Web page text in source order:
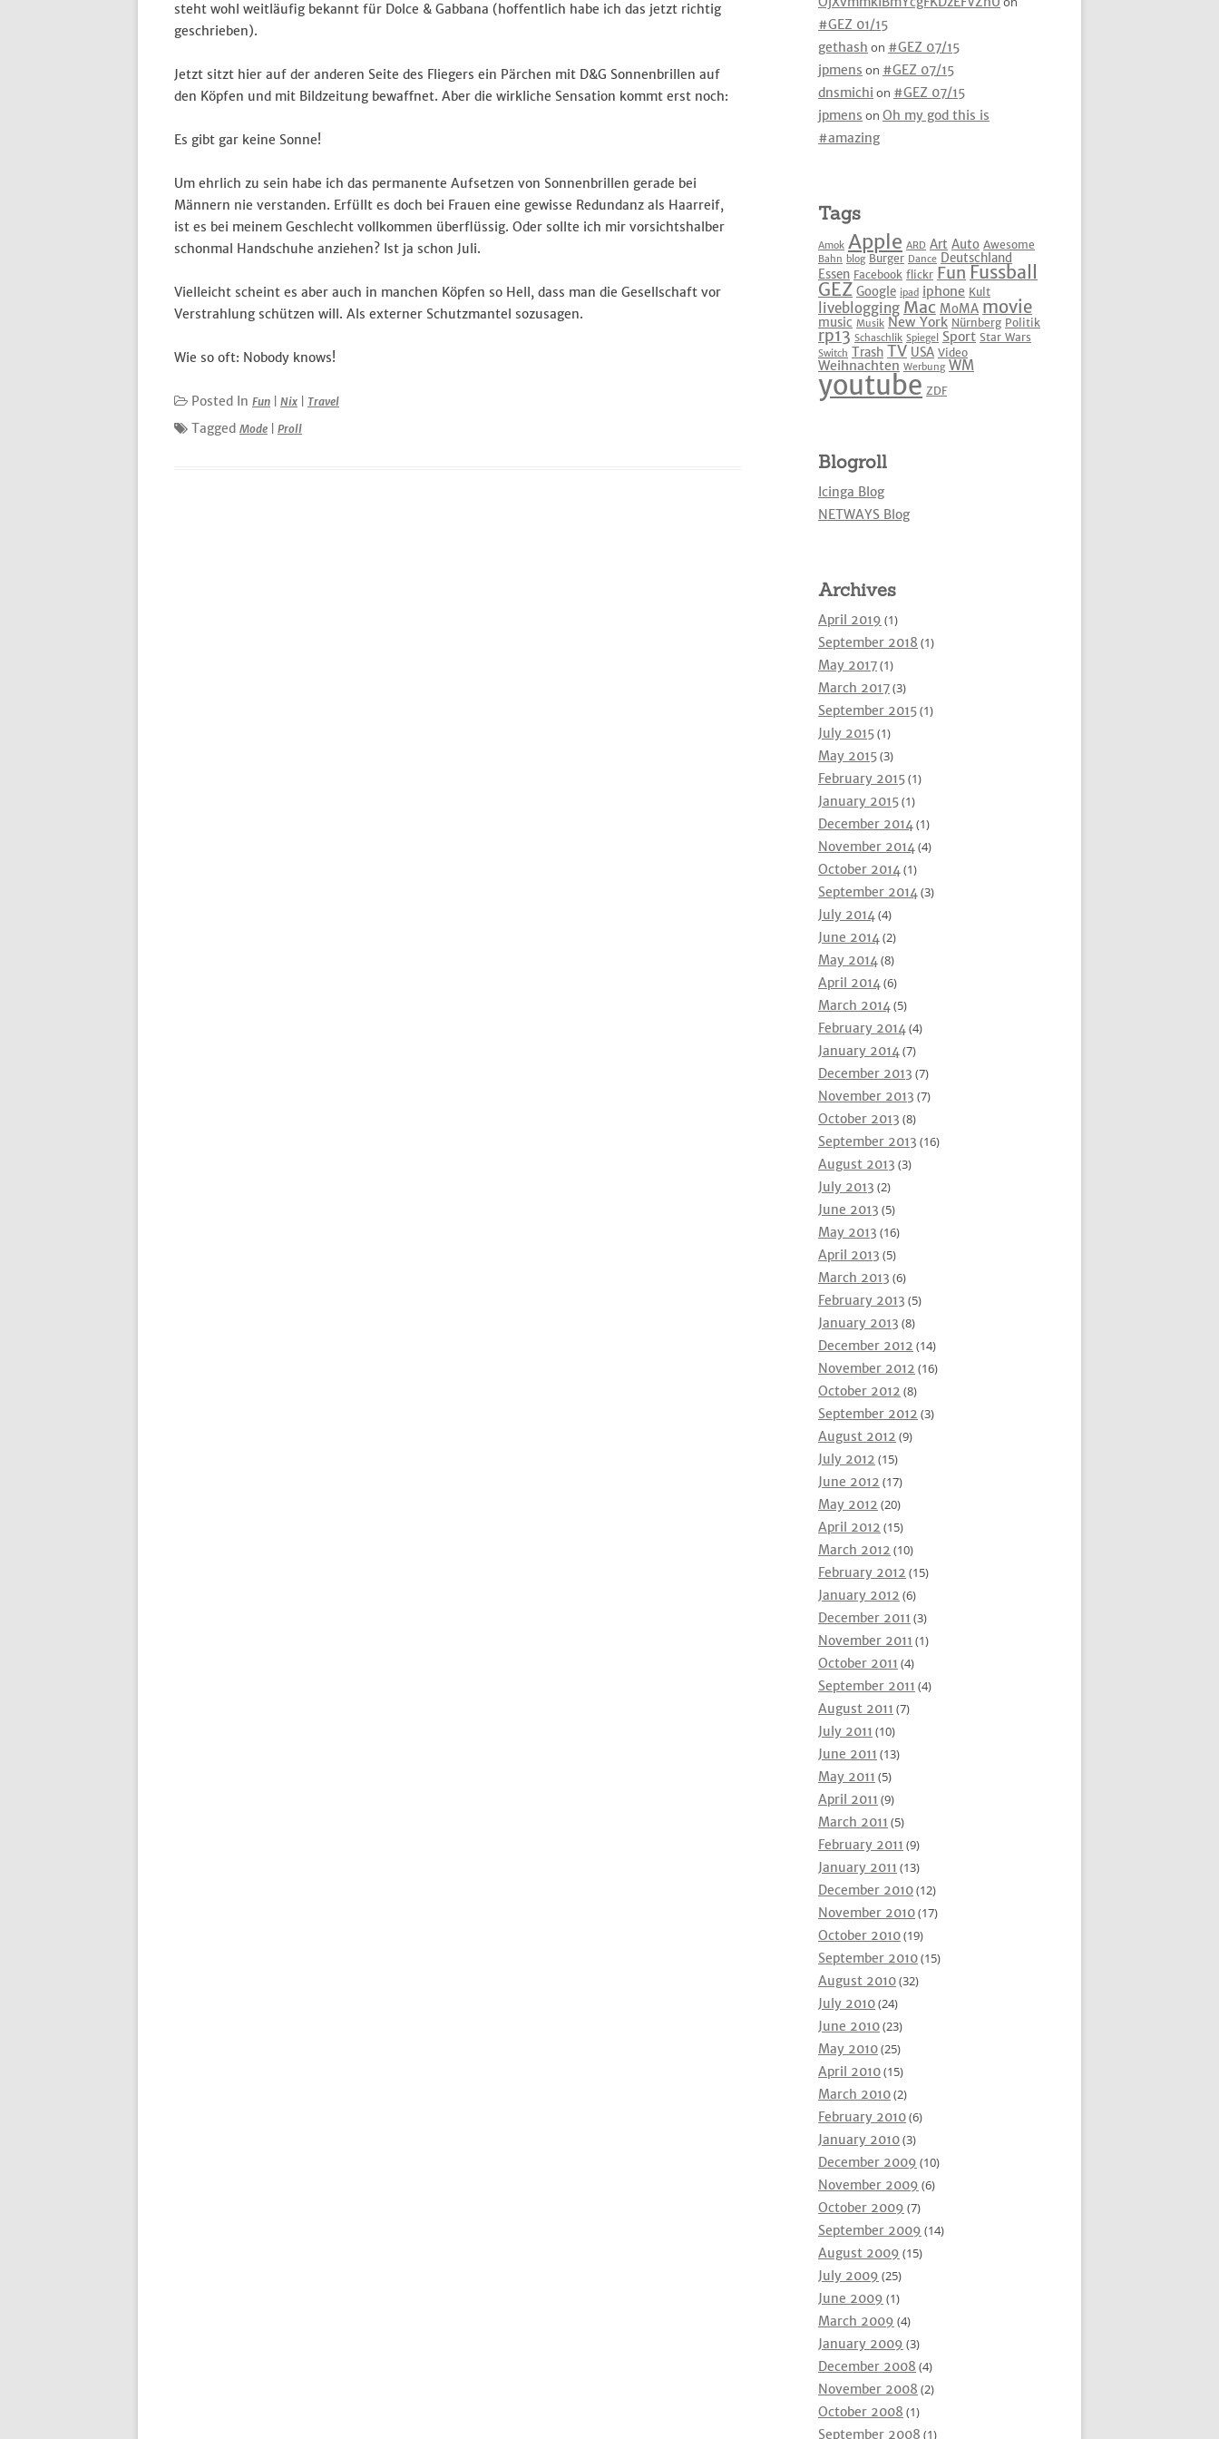
steht wohl weitläufig bekannt für Dolce & Gabbana (hoffentlich habe ich das jetzt richtig
geschrieben).
Jetzt sitzt hier auf der anderen Seite des Fliegers ein Pärchen mit D&G Sonnenbrillen auf
den Köpfen und mit Bildzeitung bewaffnet. Aber die wirkliche Sensation kommt erst noch:
Es gibt gar keine Sonne!
Um ehrlich zu sein habe ich das permanente Aufsetzen von Sonnenbrillen gerade bei
Männern nie verstanden. Erfüllt es doch bei Frauen eine gewisse Redundanz als Haarreif,
ist es bei meinem Geschlecht vollkommen überflüssig. Oder sollte ich mir vorsichtshalber
schonmal Handschuhe anziehen? Ist ja schon Juli.
Vielleicht scheint es aber auch in manchen Köpfen so Hell, dass man die Gesellschaft vor
Verstrahlung schützen will. Als externer Schutzmantel sozusagen.
Wie so oft: Nobody knows!
Posted In Fun Nix Travel
Tagged Mode Proll
#GEZ 01/15
gethash on #GEZ 07/15
jpmens on #GEZ 07/15
dnsmichi on #GEZ 07/15
jpmens on Oh my god this is
#amazing
Tags
Amok Apple ARD Art Auto Awesome
Bahn blog Burger Dance Deutschland
Essen Facebook flickr Fun Fussball
GEZ Google ipad iphone Kult
liveblogging Mac MoMA movie
music Musik New York Nürnberg Politik
rp13 Schaschlik Spiegel Sport Star Wars
Switch Trash TV USA Video
Weihnachten Werbung WM
youtube ZDF
Blogroll
Icinga Blog
NETWAYS Blog
Archives
April 2019 (1)
September 2018 (1)
May 2017(1)
March 2017(3)
September 2015(1)
July 2015(1)
May 2015(3)
February 2015(1)
January 2015(1)
December 2014(1)
November 2014(4)
October 2014(1)
September 2014(3)
July 2014(4)
June 2014(2)
May 2014(8)
April 2014(6)
March 2014(5)
February 2014(4)
January 2014(7)
December 2013 (7)
November 2013 (7)
October 2013 (8)
September 2013 (16)
August 2013 (3)
July 2013 (2)
June 2013 (5)
May 2013 (16)
April 2013 (5)
March 2013 (6)
February 2013 (5)
January 2013 (8)
December 2012 (14)
November 2012 (16)
October 2012 (8)
September 2012 (3)
August 2012 (9)
July 2012 (15)
June 2012 (17)
May 2012 (20)
April 2012 (15)
March 2012 (10)
February 2012 (15)
January 2012 (6)
December 2011 (3)
November 2011 (1)
October 2011 (4)
September 2011 (4)
August 2011 (7)
July 2011 (10)
June 2011 (13)
May 2011 (5)
April 2011 (9)
March 2011 (5)
February 2011 (9)
January 2011 (13)
December 2010(12)
November 2010(17)
October 2010(19)
September 2010(15)
August 2010(32)
July 2010(24)
June 2010(23)
May 2010(25)
April 2010(15)
March 2010(2)
February 2010(6)
January 2010(3)
December 2009 (10)
November 2009 (6)
October 2009 (7)
September 2009 (14)
August 2009 (15)
July 2009 (25)
June 2009 (1)
March 2009 (4)
January 2009 (3)
December 2008 (4)
November 2008 (2)
October 2008 (1)
September 2008 (1)